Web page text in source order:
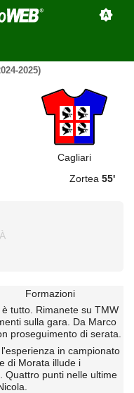
2025)
Cagliari
Zortea 55'
Formazioni
tutto. Rimanete su TMW
sulla gara. Da Marco
proseguimento di serata.
in campionato
di Morata illude i
Quattro punti nelle ultime